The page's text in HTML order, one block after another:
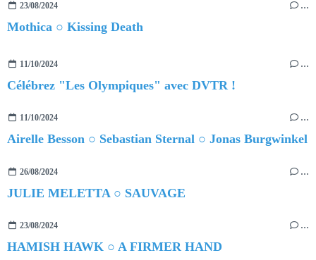
23/08/2024 …
Mothica ○ Kissing Death
11/10/2024 …
Célébrez "Les Olympiques" avec DVTR !
11/10/2024 …
Airelle Besson ○ Sebastian Sternal ○ Jonas Burgwinkel
26/08/2024 …
JULIE MELETTA ○ SAUVAGE
23/08/2024 …
HAMISH HAWK ○ A FIRMER HAND